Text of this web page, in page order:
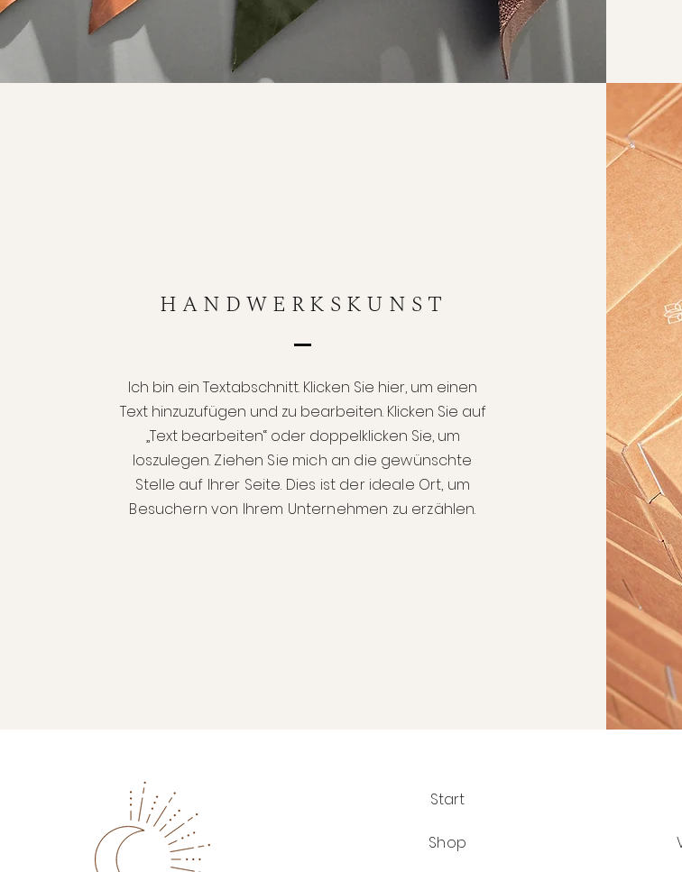
HANDWERKSKUNST
Ich bin ein Textabschnitt. Klicken Sie hier, um einen
Text hinzuzufügen und zu bearbeiten. Klicken Sie auf
„Text bearbeiten“ oder doppelklicken Sie, um
loszulegen. Ziehen Sie mich an die gewünschte
Stelle auf Ihrer Seite. Dies ist der ideale Ort, um
Besuchern von Ihrem Unternehmen zu erzählen.
Start
Shop